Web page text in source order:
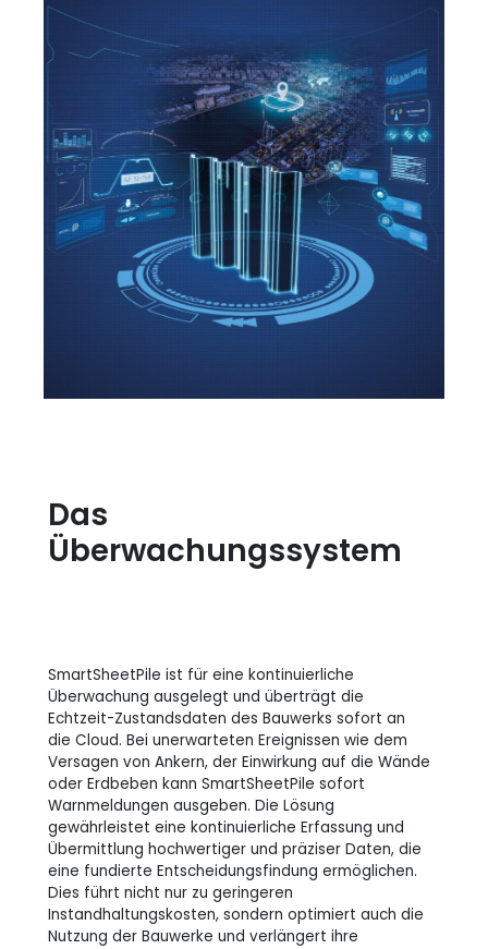
Das
Überwachungssystem
SmartSheetPile ist für eine kontinuierliche
Überwachung ausgelegt und überträgt die
Echtzeit-Zustandsdaten des Bauwerks sofort an
die Cloud. Bei unerwarteten Ereignissen wie dem
Versagen von Ankern, der Einwirkung auf die Wände
oder Erdbeben kann SmartSheetPile sofort
Warnmeldungen ausgeben. Die Lösung
gewährleistet eine kontinuierliche Erfassung und
Übermittlung hochwertiger und präziser Daten, die
eine fundierte Entscheidungsfindung ermöglichen.
Dies führt nicht nur zu geringeren
Instandhaltungskosten, sondern optimiert auch die
Nutzung der Bauwerke und verlängert ihre